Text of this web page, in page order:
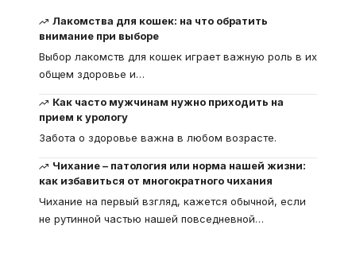
Лакомства для кошек: на что обратить
внимание при выборе
Выбор лакомств для кошек играет важную роль в их
общем здоровье и…
Как часто мужчинам нужно приходить на
прием к урологу
Забота о здоровье важна в любом возрасте.
Чихание – патология или норма нашей жизни:
как избавиться от многократного чихания
Чихание на первый взгляд, кажется обычной, если
не рутинной частью нашей повседневной…